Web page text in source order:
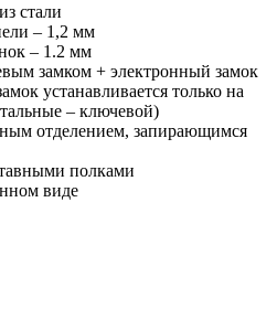
стали
– 1,2 мм
– 1.2 мм
замком + электронный замок
устанавливается только на
– ключевой)
отделением, запирающимся
полками
виде